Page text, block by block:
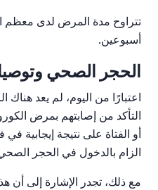
تتراوح مدة المرض لدى معظم
أسبوعين.
الحجر الصحي
اعتبارًا من اليوم، لم يعد
التأكد من إصابتهم بمرض
أو الفتاة على نتيجة إيجابية
الزام بالدخول في الحجر
مع ذلك، تجدر الإشارة إلى أن